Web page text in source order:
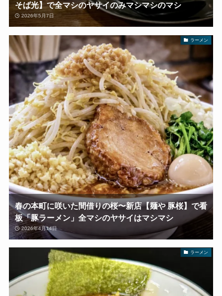
そば光】で全マシのヤサイのみマシマシのマシ
2026年5月7日
ラーメン
春の本町に咲いた間借りの桜〜新店【麺や 豚桜】で看
板「豚ラーメン」全マシのヤサイはマシマシ
2026年4月14日
ラーメン